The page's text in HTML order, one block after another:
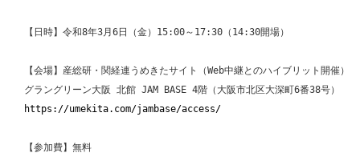
【日時】令和8年3月6日（金）15:00～17:30（14:30開場）
【会場】産総研・関経連うめきたサイト（Web中継とのハイブリット開催）
https://umekita.com/jambase/access/
【参加費】無料